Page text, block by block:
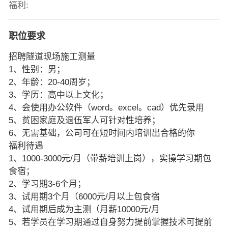
福利:
职位要求
招聘隧道现场施工测量
1、性别：男；
2、年龄：20-40周岁；
3、学历：高中以上文化；
4、会使用办公软件（word。excel。cad）优先录用
5、贫困家庭及退伍军人可针对性培养；
6、无需基础，公司可在短时间内培训出合格的你
福利待遇
1、1000-3000元/月（带薪培训上岗），实操学习期包
食宿；
2、学习期3-6个月；
3、试用期3个月（6000元/月以上包食宿
4、试用期后成为主测（月薪10000元/月
5、若学员在学习期通过自身努力提前掌握技术可提前